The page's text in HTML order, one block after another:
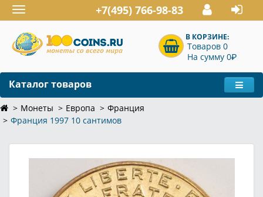
Toggle
navigation
+7(495) 766-98-83
В КОРЗИНЕ:
Товаров 0
На сумму 0P
Каталог товаров
Монеты Европа
Франция
Франция 1997 10 сантимов